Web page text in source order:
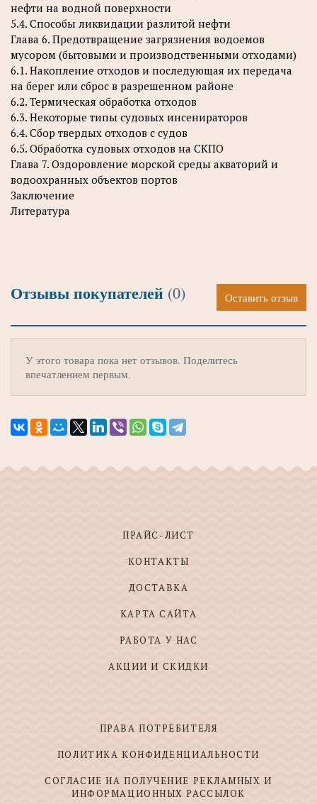
нефти на водной поверхности
5.4. Способы ликвидации разлитой нефти
Глава 6. Предотвращение загрязнения водоемов
мусором (бытовыми и производственными отходами)
6.1. Накопление отходов и последующая их передача
на берег или сброс в разрешенном районе
6.2. Термическая обработка отходов
6.3. Некоторые типы судовых инсенираторов
6.4. Сбор твердых отходов с судов
6.5. Обработка судовых отходов на СКПО
Глава 7. Оздоровление морской среды акваторий и
водоохранных объектов портов
Заключение
Литература
Отзывы покупателей (0) Оставить отзыв
У этого товара пока нет отзывов. Поделитесь
впечатлением первым.
ПРАЙС-ЛИСТ
КОНТАКТЫ
ДОСТАВКА
КАРТА САЙТА
РАБОТА У НАС
АКЦИИ И СКИДКИ
ПРАВА ПОТРЕБИТЕЛЯ
ПОЛИТИКА КОНФИДЕНЦИАЛЬНОСТИ
СОГЛАСИЕ НА ПОЛУЧЕНИЕ РЕКЛАМНЫХ И
ИНФОРМАЦИОННЫХ РАССЫЛОК